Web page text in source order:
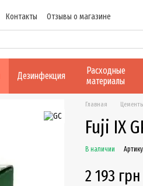
Контакты Отзывы о магазине
Дезинфекция
Расходные
материалы
Главная Цементы
Fuji IX
В наличии
2 193 грн